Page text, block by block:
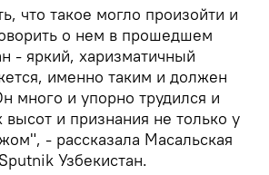
что такое могло произойти и
о нем в прошедшем
- яркий, харизматичный
именно таким и должен
много и упорно трудился и
и признания не только у
- рассказала Масальская
Узбекистан.